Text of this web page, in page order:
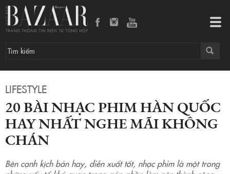
LIFESTYLE
20 BÀI NHẠC PHIM HÀN QUỐC
HAY NHẤT NGHE MÃI KHÔNG
CHÁN
Bên cạnh kịch bản hay, diễn xuất tốt, nhạc phim là một trong